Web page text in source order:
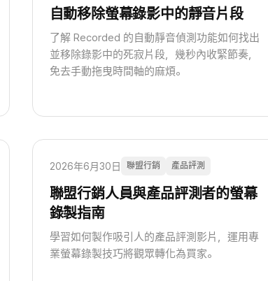
自動移除螢幕錄影中的靜音片段
了解 Recorded 的自動靜音偵測功能如何找出
並移除錄影中的死寂片段，幾秒內收緊節奏，
免去手動拖曳時間軸的麻煩。
2026年6月30日 聯盟行銷 產品評測
聯盟行銷人員與產品評測者的螢幕
錄製指南
學習如何製作吸引人的產品評測影片，運用專
業螢幕錄製技巧將觀眾轉化為買家。